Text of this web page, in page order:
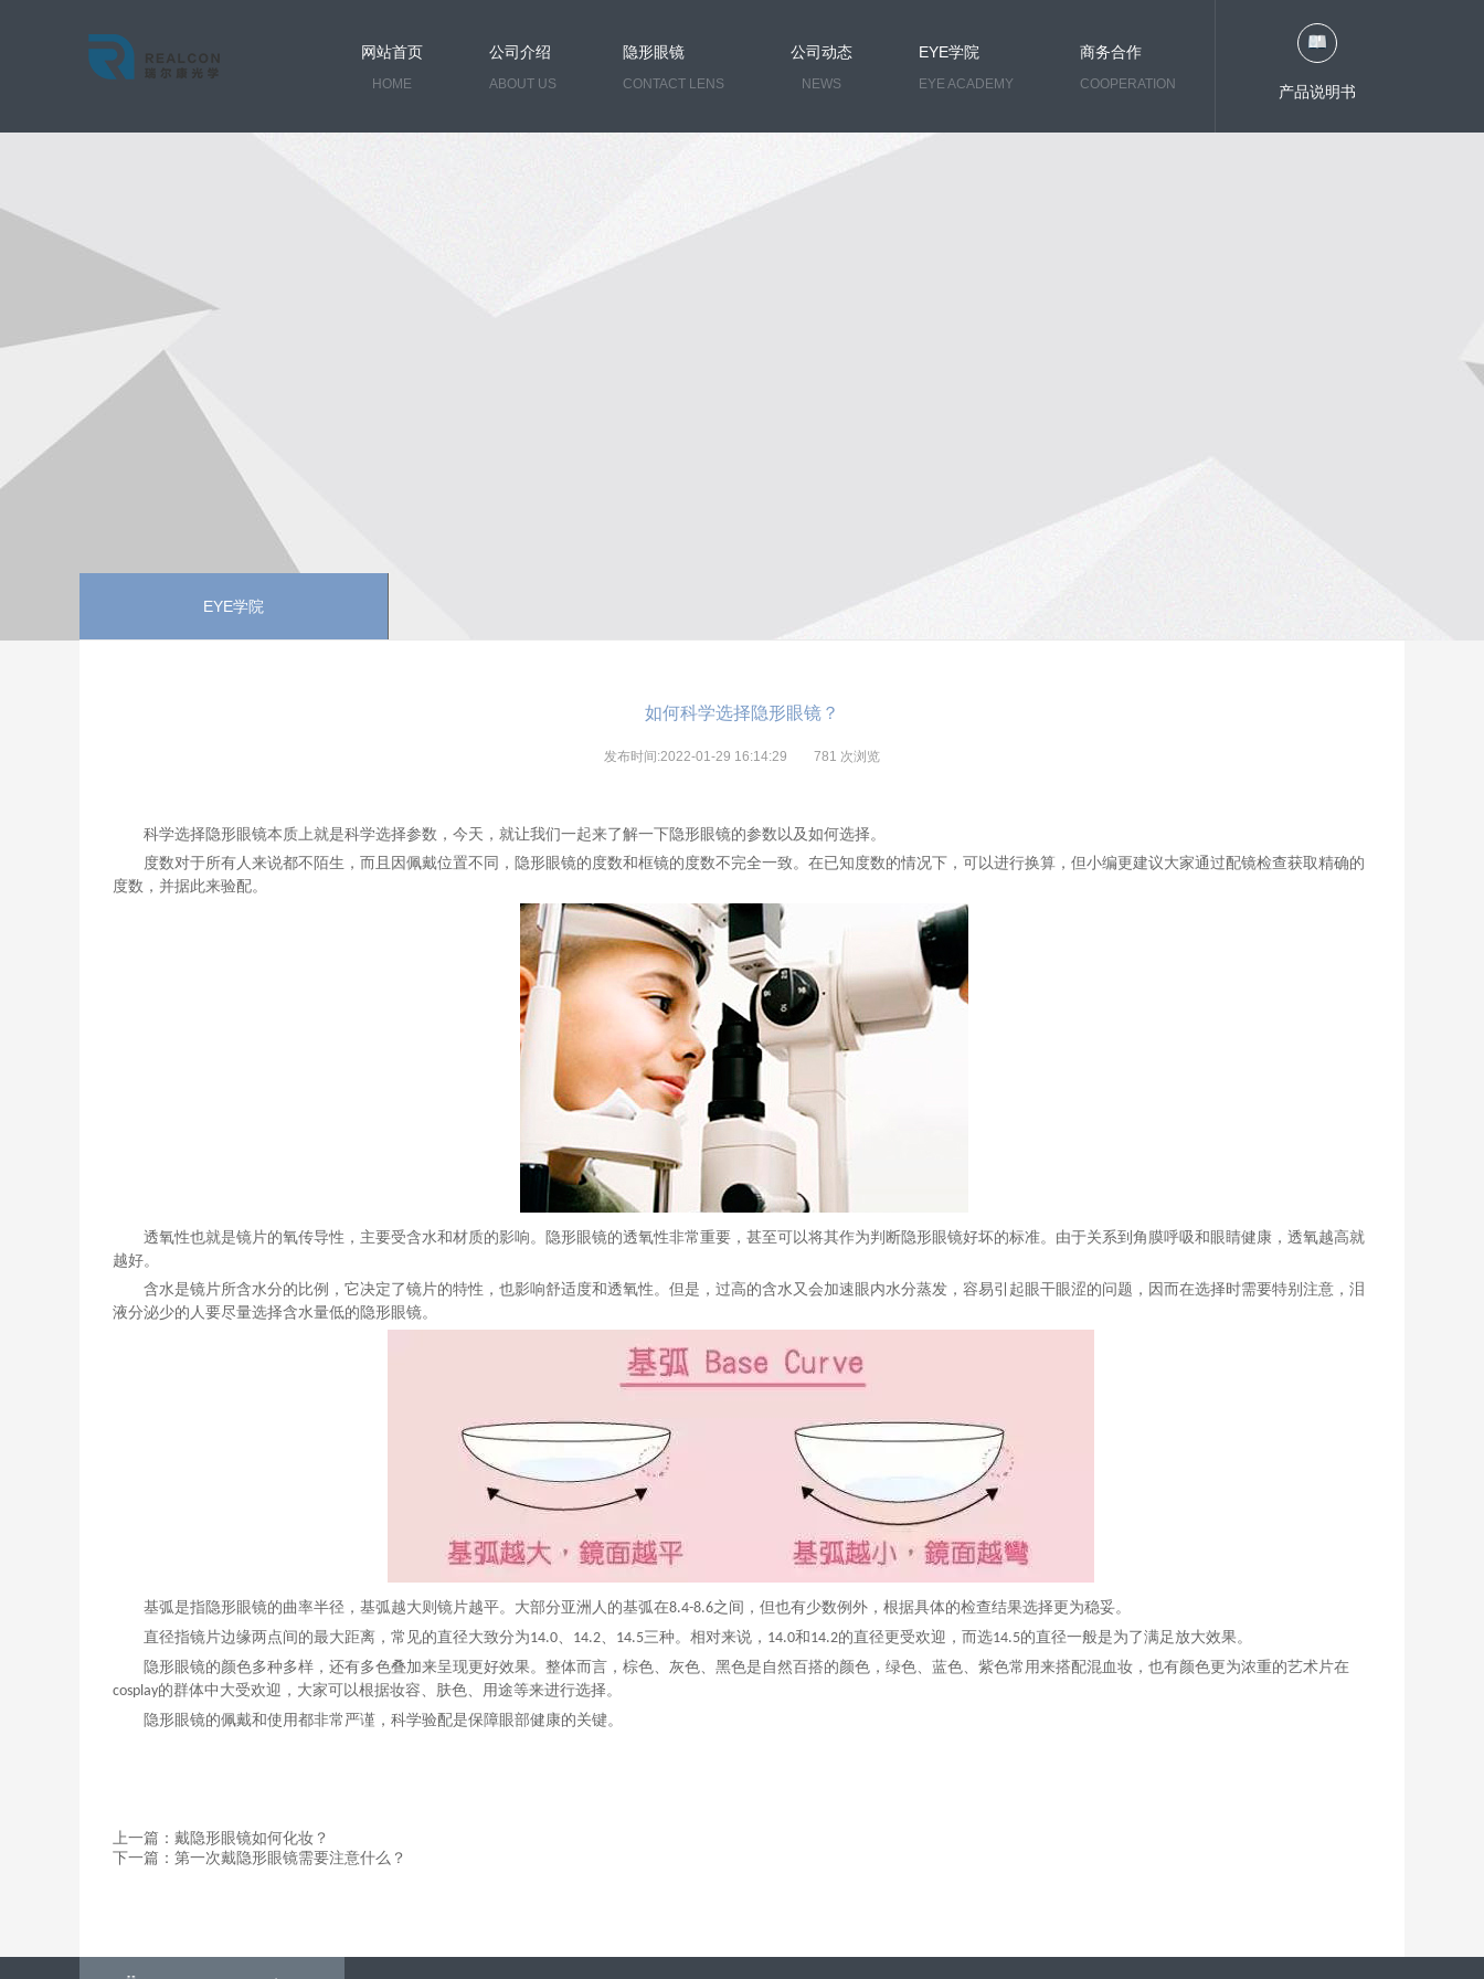
网站首页
HOME
公司介绍
ABOUT US
隐形眼镜
CONTACT LENS
公司动态
NEWS
EYE学院
EYE ACADEMY
商务合作
COOPERATION 产品说明书
EYE学院
如何科学选择隐形眼镜？
发布时间:2022-01-29 16:14:29 781 次浏览
科学选择隐形眼镜本质上就是科学选择参数，今天，就让我们一起来了解一下隐形眼镜的参数以及如何选择。
度数对于所有人来说都不陌生，而且因佩戴位置不同，隐形眼镜的度数和框镜的度数不完全一致。在已知度数的情况下，可以进行换算，但小编更建议大家通过配镜检查获取精确的
度数，并据此来验配。
透氧性也就是镜片的氧传导性，主要受含水和材质的影响。隐形眼镜的透氧性非常重要，甚至可以将其作为判断隐形眼镜好坏的标准。由于关系到角膜呼吸和眼睛健康，透氧越高就
越好。
含水是镜片所含水分的比例，它决定了镜片的特性，也影响舒适度和透氧性。但是，过高的含水又会加速眼内水分蒸发，容易引起眼干眼涩的问题，因而在选择时需要特别注意，泪
液分泌少的人要尽量选择含水量低的隐形眼镜。
基弧是指隐形眼镜的曲率半径，基弧越大则镜片越平。大部分亚洲人的基弧在8.4-8.6之间，但也有少数例外，根据具体的检查结果选择更为稳妥。
直径指镜片边缘两点间的最大距离，常见的直径大致分为14.0、 14.2、 14.5三种。相对来说， 14.0和 14.2的直径更受欢迎，而选14.5的直径一般是为了满足放大效果。
隐形眼镜的颜色多种多样，还有多色叠加来呈现更好效果。整体而言，棕色、灰色、黑色是自然百搭的颜色，绿色、蓝色、紫色常用来搭配混血妆，也有颜色更为浓重的艺术片在
cosplay的群体中大受欢迎，大家可以根据妆容、肤色、用途等来进行选择。
隐形眼镜的佩戴和使用都非常严谨，科学验配是保障眼部健康的关键。
上一篇：戴隐形眼镜如何化妆？
下一篇：第一次戴隐形眼镜需要注意什么？